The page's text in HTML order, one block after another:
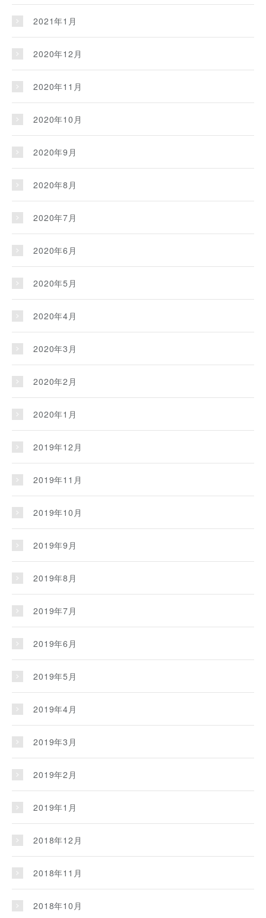
2021年1月
2020年12月
2020年11月
2020年10月
2020年9月
2020年8月
2020年7月
2020年6月
2020年5月
2020年4月
2020年3月
2020年2月
2020年1月
2019年12月
2019年11月
2019年10月
2019年9月
2019年8月
2019年7月
2019年6月
2019年5月
2019年4月
2019年3月
2019年2月
2019年1月
2018年12月
2018年11月
2018年10月